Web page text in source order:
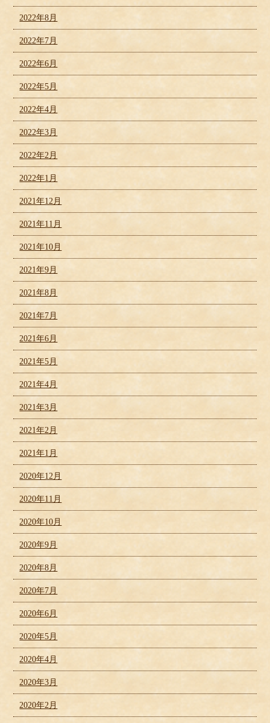
2022年8月
2022年7月
2022年6月
2022年5月
2022年4月
2022年3月
2022年2月
2022年1月
2021年12月
2021年11月
2021年10月
2021年9月
2021年8月
2021年7月
2021年6月
2021年5月
2021年4月
2021年3月
2021年2月
2021年1月
2020年12月
2020年11月
2020年10月
2020年9月
2020年8月
2020年7月
2020年6月
2020年5月
2020年4月
2020年3月
2020年2月